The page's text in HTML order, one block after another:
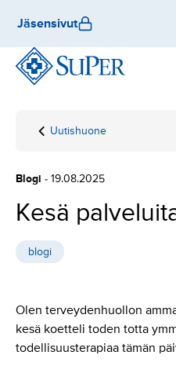
sisältöön
Jäsensivut
Etusivu
Uutishuone
Kesä
Blogi - 19.08.2025
Kesä
blogi
Olen terveydenhuollon
kesä koetteli toden totta
todellisuusterapiaa tämän